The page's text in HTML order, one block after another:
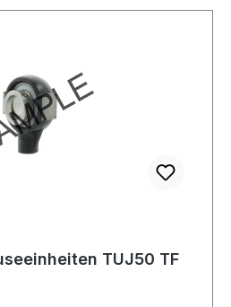
SKF Spann-Gehäuseeinheiten TUJ50 TF